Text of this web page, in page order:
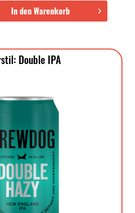
In den Warenkorb
Double IPA